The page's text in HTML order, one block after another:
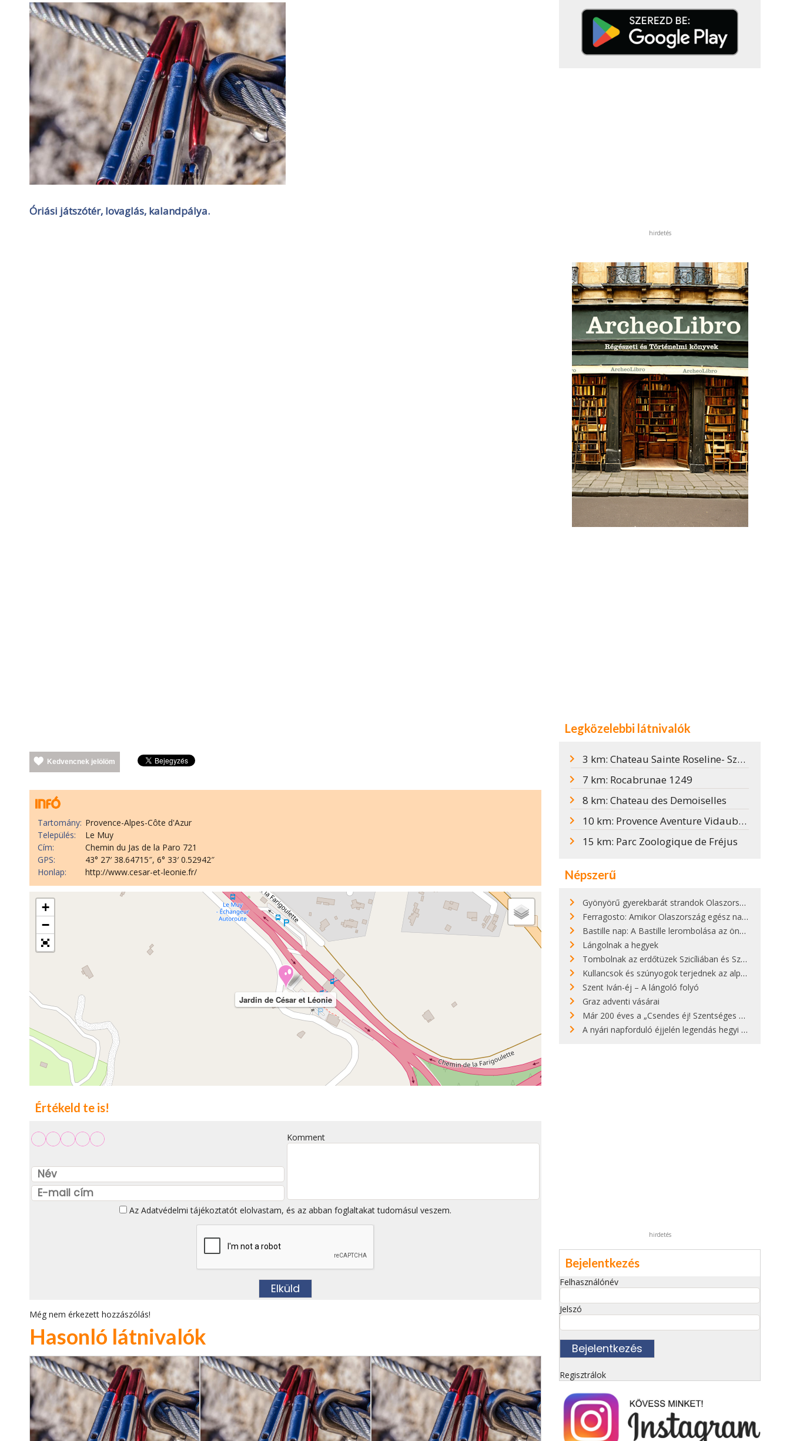
Óriási játszótér, lovaglás, kalandpálya.
Kedvencnek jelölöm
Tartomány: Provence-Alpes-Côte d'Azur
Település:
Le Muy
Cím:
Chemin du Jas de la Paro 721
GPS:
43° 27′ 38.64715″, 6° 33′ 0.52942″
Honlap:
http://www.cesar-et-leonie.fr/
Jardin de César et Léonie
+
−
Értékeld te is!
Komment
Az Adatvédelmi tájékoztatót elolvastam, és az abban foglaltakat tudomásul veszem.
Még nem érkezett hozzászólás!
Hasonló látnivalók
hirdetés
Legközelebbi látnivalók
3 km: Chateau Sainte Roseline- Szent Roseline kastély
7 km: Rocabrunae 1249
8 km: Chateau des Demoiselles
10 km: Provence Aventure Vidauban
15 km: Parc Zoologique de Fréjus
Népszerű
Gyönyörű gyerekbarát strandok Olaszországban - megmutatjuk a 15 legjobbat
Ferragosto: Amikor Olaszország egész nap nyaral
Bastille nap: A Bastille lerombolása az önkényuralom végét jelentette
Lángolnak a hegyek
Tombolnak az erdőtüzek Szicíliában és Szardínián
Kullancsok és szúnyogok terjednek az alpesi legelőkön
Szent Iván-éj – A lángoló folyó
Graz adventi vásárai
Már 200 éves a „Csendes éj! Szentséges éj!”
A nyári napforduló éjjelén legendás hegyi tüzek világítják meg Zugspitzét
hirdetés
Bejelentkezés
Felhasználónév
Jelszó
Regisztrálok